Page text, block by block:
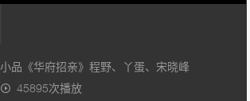
小品《华府招亲》程野、丫蛋、宋晓峰
45895次播放